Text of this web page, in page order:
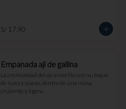
S/ 17.90
Empanada ají de gallina
La cremosidad del ají amarillo, con su toque
de nuez y queso, dentro de una masa
crujiente y ligera.